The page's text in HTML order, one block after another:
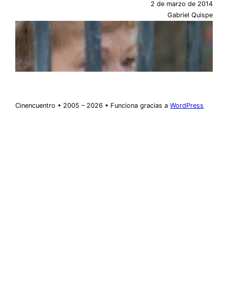
2 de marzo de 2014
Gabriel Quispe
Cinencuentro • 2005 – 2026 • Funciona gracias aWordPress